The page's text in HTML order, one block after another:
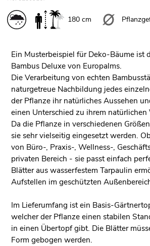
180 cm
Ein Musterbeispiel für Deko-Bäume ist
Bambus Deluxe von Europalms.
Die Verarbeitung von echten
naturgetreue Nachbildung jedes
der Pflanze ihr natürliches Aussehen
einen Unterschied zu ihrem natürlichen
Da die Pflanze in verschiedenen
sie sehr vielseitig eingesetzt werden.
von Büro-, Praxis-, Wellness-,
privaten Bereich - sie passt einfach
Blätter aus wasserfestem Tarpaulin
Aufstellen im geschützten
Im Lieferumfang ist ein Basis-
welcher der Pflanze einen stabilen
in einen Übertopf gibt. Die Blätter
Form gebogen werden.